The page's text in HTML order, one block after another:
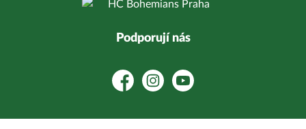
Podporují nás
FacebookInstagramYouTube